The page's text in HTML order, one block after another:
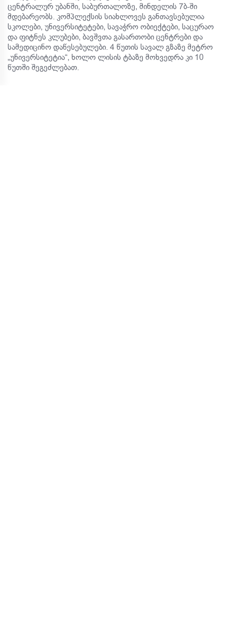
ცენტრალურ უბანში, საბურთალოზე, მინდელის 7ბ-ში
მდებარეობს. კომპლექსის სიახლოვეს განთავსებულია
სკოლები, უნივერსიტეტები, სავაჭრო ობიექტები, საცურაო
და ფიტნეს კლუბები, ბავშვთა გასართობი ცენტრები და
სამედიცინო დაწესებულები. 4 წუთის სავალ გზაზე მეტრო
„უნივერსიტეტია“, ხოლო ლისის ტბაზე მოხვედრა კი 10
წუთში შეგეძლებათ.